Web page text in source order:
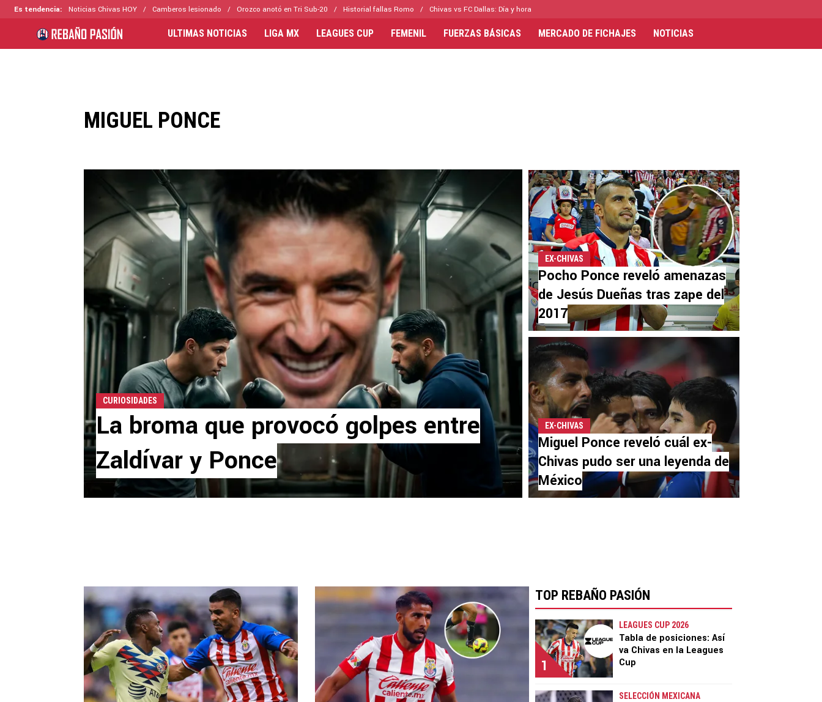
Es tendencia: Noticias Chivas HOY Camberos lesionado Orozco anotó en Tri Sub-20 Historial fallas Romo Chivas vs FC Dallas: Día y hora
ULTIMAS NOTICIAS LIGA MX LEAGUES CUP FEMENIL FUERZAS BÁSICAS MERCADO DE FICHAJES NOTICIAS
MIGUEL PONCE
CURIOSIDADES
La broma que provocó golpes entre
Zaldívar y Ponce
EX-CHIVAS
Pocho Ponce reveló amenazas
de Jesús Dueñas tras zape del
2017
EX-CHIVAS
Miguel Ponce reveló cuál ex-
Chivas pudo ser una leyenda de
México
TOP REBAÑO PASIÓN
1
LEAGUES CUP 2026
Tabla de posiciones: Así
va Chivas en la Leagues
Cup
SELECCIÓN MEXICANA